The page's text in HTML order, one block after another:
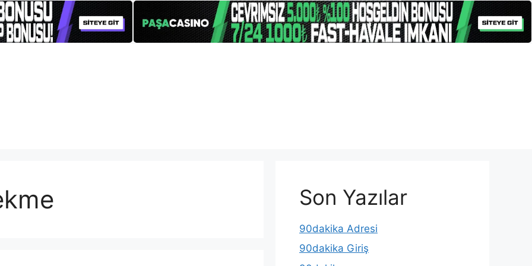
Son Yazılar
90dakika Adresi
90dakika Giriş